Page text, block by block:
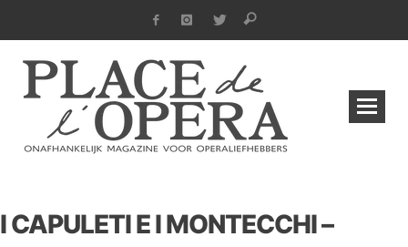
I CAPULETI E I MONTECCHI –